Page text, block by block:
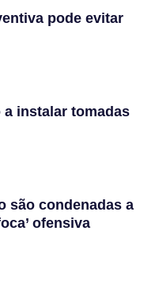
pode evitar
instalar tomadas
são condenadas a
ofensiva